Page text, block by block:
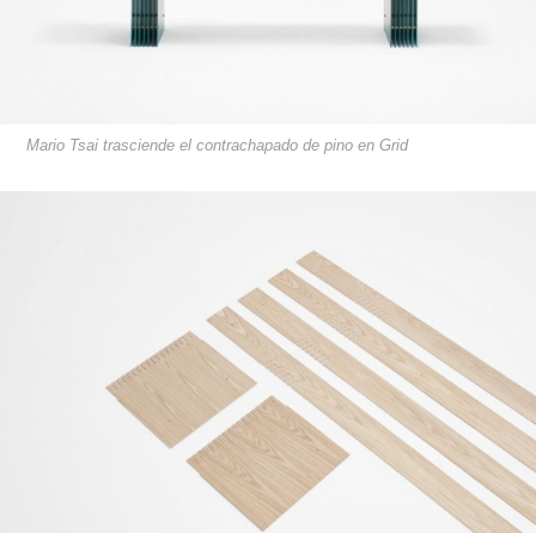
Mario Tsai trasciende el contrachapado de pino en Grid